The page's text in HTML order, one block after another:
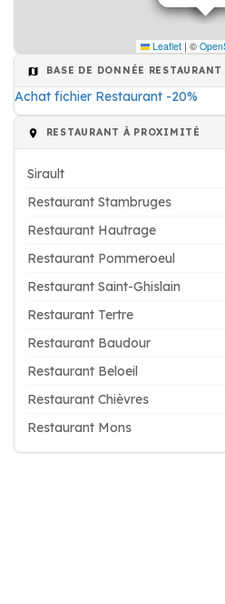
Leaflet | ©
BASE DE DONNÉE RESTAURANT
Achat fichier Restaurant -20%
RESTAURANT À PROXIMITÉ
Sirault
Restaurant Stambruges
Restaurant Hautrage
Restaurant Pommeroeul
Restaurant Saint-Ghislain
Restaurant Tertre
Restaurant Baudour
Restaurant Beloeil
Restaurant Chièvres
Restaurant Mons